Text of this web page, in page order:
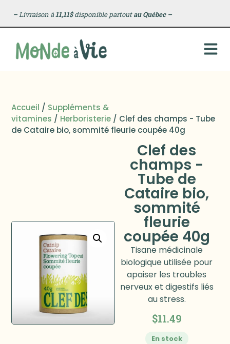
–Livraison à11,11$disponible partoutau Québec –
Accueil / Suppléments &
vitamines / Herboristerie / Clef des champs - Tube
de Cataire bio, sommité fleurie coupée 40g
Clef des
champs -
Tube de
Cataire bio,
sommité
fleurie
coupée 40g
Tisane médicinale
biologique utilisée pour
apaiser les troubles
nerveux et digestifs liés
au stress.
$11.49
En stock